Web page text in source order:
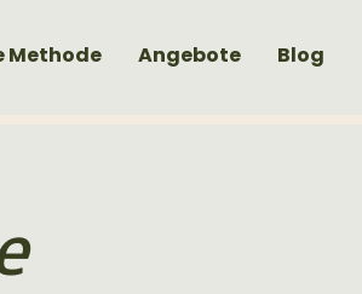
Methode Angebote Blog